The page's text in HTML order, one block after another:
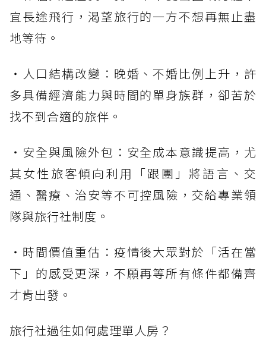
宜長途飛行，渴望旅行的一方不想再無止盡
地等待。
・人口結構改變：晚婚、不婚比例上升，許
多具備經濟能力與時間的單身族群，卻苦於
找不到合適的旅伴。
・安全與風險外包：安全成本意識提高，尤
其女性旅客傾向利用「跟團」將語言、交
通、醫療、治安等不可控風險，交給專業領
隊與旅行社制度。
・時間價值重估：疫情後大眾對於「活在當
下」的感受更深，不願再等所有條件都備齊
才肯出發。
旅行社過往如何處理單人房？